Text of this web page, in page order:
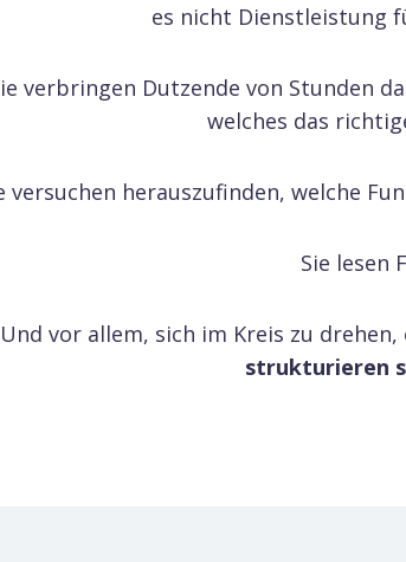
es nicht Dienstleistung
verbringen Dutzende von Stunden
welches das
versuchen herauszufinden, welche
Sie lesen
Und vor allem, sich im Kreis zu drehen,
strukturieren